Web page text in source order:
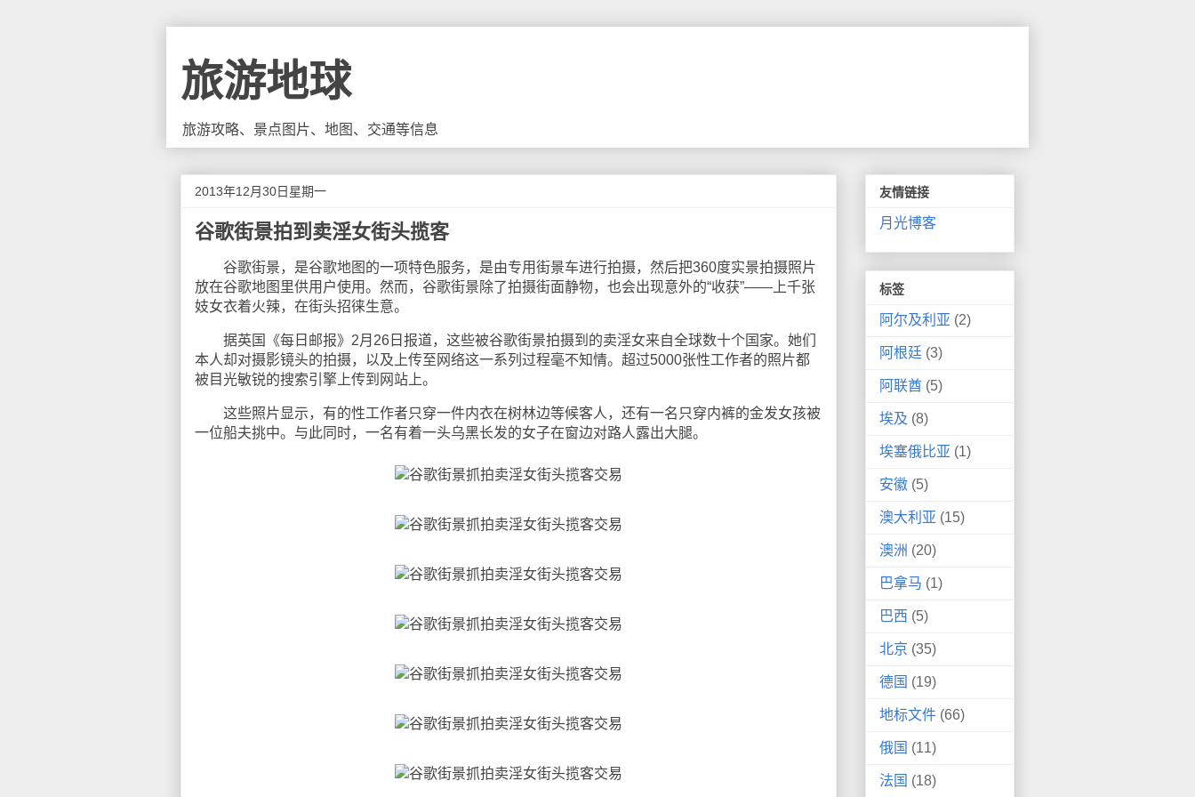
旅游地球
旅游攻略、景点图片、地图、交通等信息
2013年12月30日星期一
谷歌街景拍到卖淫女街头揽客
谷歌街景，是谷歌地图的一项特色服务，是由专用街景车进行拍摄，然后把360度实景拍摄照片
放在谷歌地图里供用户使用。然而，谷歌街景除了拍摄街面静物，也会出现意外的“收获”——上千张
妓女衣着火辣，在街头招徕生意。
据英国《每日邮报》2月26日报道，这些被谷歌街景拍摄到的卖淫女来自全球数十个国家。她们
本人却对摄影镜头的拍摄，以及上传至网络这一系列过程毫不知情。超过5000张性工作者的照片都
被目光敏锐的搜索引擎上传到网站上。
这些照片显示，有的性工作者只穿一件内衣在树林边等候客人，还有一名只穿内裤的金发女孩被
一位船夫挑中。与此同时，一名有着一头乌黑长发的女子在窗边对路人露出大腿。
友情链接
月光博客
标签
阿尔及利亚 (2)
阿根廷 (3)
阿联酋 (5)
埃及 (8)
埃塞俄比亚 (1)
安徽 (5)
澳大利亚 (15)
澳洲 (20)
巴拿马 (1)
巴西 (5)
北京 (35)
德国 (19)
地标文件 (66)
俄国 (11)
法国 (18)